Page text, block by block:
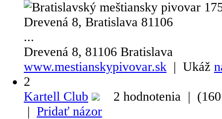
...
Drevená 8, 81106 Bratislava
www.mestianskypivovar.sk | Ukáž
2
Kartell Club
2 hodnotenia | (160
| Pridať názor